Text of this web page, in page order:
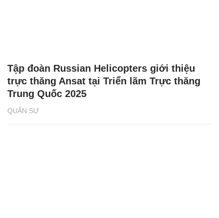
QUÂN SỰ
Tập đoàn Russian Helicopters giới thiệu
trực thăng Ansat tại Triển lãm Trực thăng
Trung Quốc 2025